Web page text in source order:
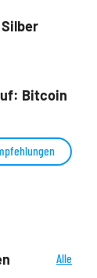
Bitcoin
Alle